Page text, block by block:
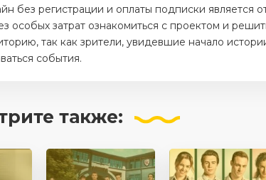
без регистрации и оплаты подписки является
затрат ознакомиться с проектом и
так как зрители, увидевшие начало
события.
также: